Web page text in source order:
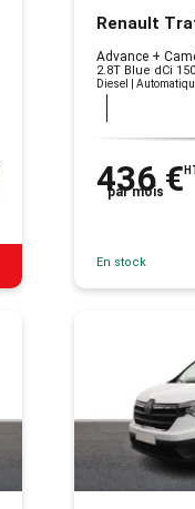
Renault
Advance +
2.8T Blue dCi
Diesel |
436 €
par mois
En stock